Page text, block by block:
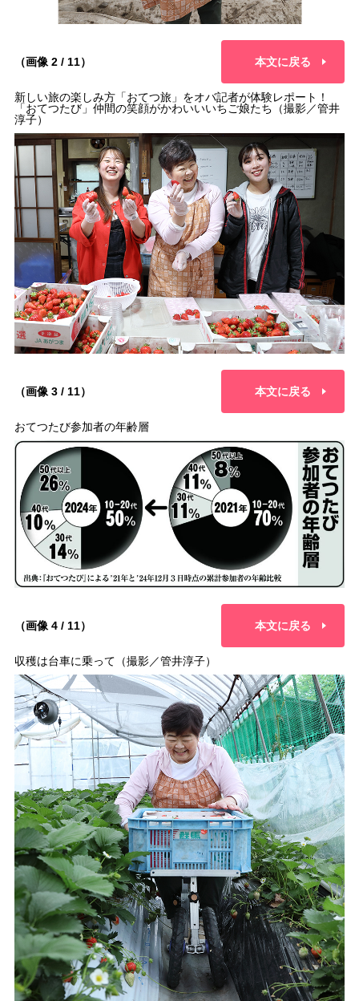
（画像 2 / 11） 本文に戻る
新しい旅の楽しみ方「おてつ旅」をオバ記者が体験レポート！
「おてつたび」仲間の笑顔がかわいいいちご娘たち（撮影／管井
淳子）
（画像 3 / 11） 本文に戻る
おてつたび参加者の年齢層
（画像 4 / 11） 本文に戻る
収穫は台車に乗って（撮影／管井淳子）